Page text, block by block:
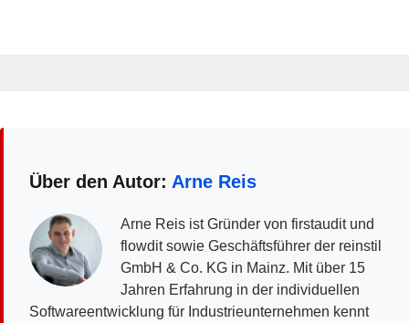
Über den Autor: Arne Reis
Arne Reis ist Gründer von firstaudit und
flowdit sowie Geschäftsführer der reinstil
GmbH & Co. KG in Mainz. Mit über 15
Jahren Erfahrung in der individuellen
Softwareentwicklung für Industrieunternehmen kennt